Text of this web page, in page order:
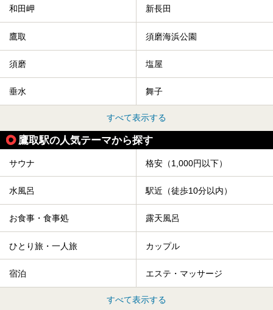
和田岬 新長田
鷹取 須磨海浜公園
須磨 塩屋
垂水 舞子
すべて表示する
鷹取駅の人気テーマから探す
サウナ 格安（1,000円以下）
水風呂 駅近（徒歩10分以内）
お食事・食事処 露天風呂
ひとり旅・一人旅 カップル
宿泊 エステ・マッサージ
すべて表示する